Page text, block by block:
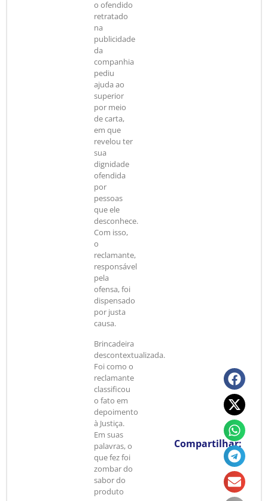
o ofendido
retratado
na
publicidade
da
companhia
pediu
ajuda ao
superior
por meio
de carta,
em que
revelou ter
sua
dignidade
ofendida
por
pessoas
que ele
desconhece.
Com isso,
o
reclamante,
responsável
pela
ofensa, foi
dispensado
por justa
causa.
Brincadeira
descontextualizada.
Foi como o
reclamante
classificou
o fato em
depoimento
à Justiça.
Em suas
palavras, o
que fez foi
zombar do
sabor do
produto
Compartilhar: